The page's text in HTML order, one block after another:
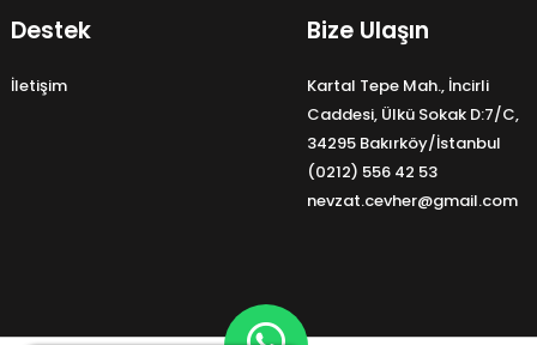
Destek
İletişim
Bize Ulaşın
Kartal Tepe Mah., İncirli
Caddesi, Ülkü Sokak D:7/C,
34295 Bakırköy/İstanbul
(0212) 556 42 53
nevzat.cevher@gmail.com